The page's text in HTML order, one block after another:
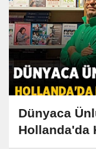
Dünyaca
Hollanda'da